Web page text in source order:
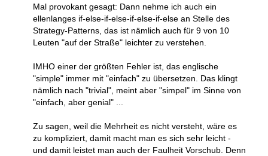
Mal provokant gesagt: Dann nehme ich auch ein
ellenlanges if-else-if-else-if-else-if-else an Stelle des
Strategy-Patterns, das ist nämlich auch für 9 von 10
Leuten "auf der Straße" leichter zu verstehen.
IMHO einer der größten Fehler ist, das englische
"simple" immer mit "einfach" zu übersetzen. Das klingt
nämlich nach "trivial", meint aber "simpel" im Sinne von
"einfach, aber genial" ...
Zu sagen, weil die Mehrheit es nicht versteht, wäre es
zu kompliziert, damit macht man es sich sehr leicht -
und damit leistet man auch der Faulheit Vorschub. Denn